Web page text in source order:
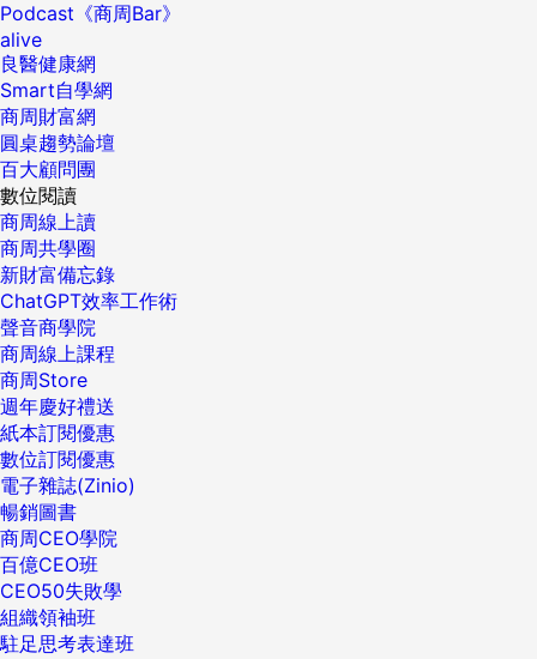
Podcast《商周Bar》
alive
良醫健康網
Smart自學網
商周財富網
圓桌趨勢論壇
百大顧問團
數位閱讀
商周線上讀
商周共學圈
新財富備忘錄
ChatGPT效率工作術
聲音商學院
商周線上課程
商周Store
週年慶好禮送
紙本訂閱優惠
數位訂閱優惠
電子雜誌(Zinio)
暢銷圖書
商周CEO學院
百億CEO班
CEO50失敗學
組織領袖班
駐足思考表達班